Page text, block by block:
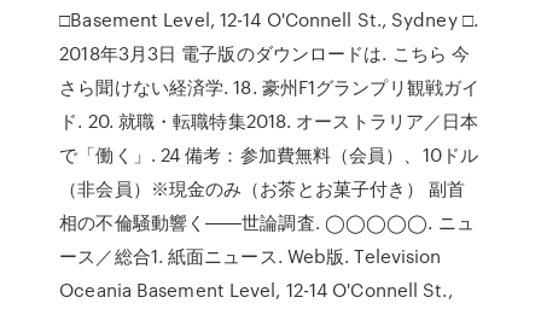
□Basement Level, 12-14 O'Connell St., Sydney □.
2018年3月3日 電子版のダウンロードは. こちら 今
さら聞けない経済学. 18. 豪州F1グランプリ観戦ガイ
ド. 20. 就職・転職特集2018. オーストラリア／日本
で「働く」. 24 備考：参加費無料（会員）、10ドル
（非会員）※現金のみ（お茶とお菓子付き） 副首
相の不倫騒動響く――世論調査. ◯◯◯◯◯. ニュ
ース／総合1. 紙面ニュース. Web版. Television
Oceania Basement Level, 12-14 O'Connell St.,